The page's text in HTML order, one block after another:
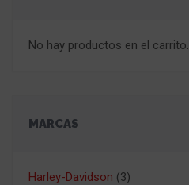
No hay productos en el carrito.
MARCAS
Harley-Davidson (3)